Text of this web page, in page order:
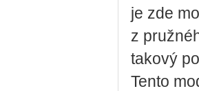
je zde
z
takový
Tento